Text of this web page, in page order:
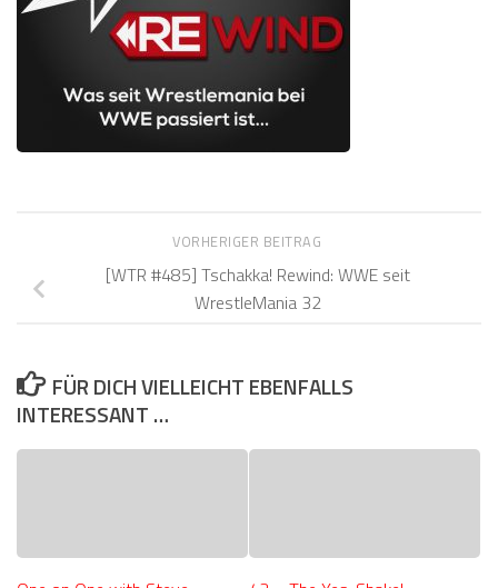
VORHERIGER BEITRAG
[WTR #485] Tschakka! Rewind: WWE seit
WrestleMania 32
FÜR DICH VIELLEICHT EBENFALLS
INTERESSANT …